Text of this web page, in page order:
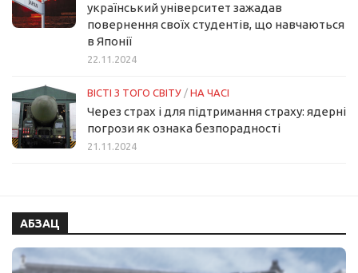
український університет зажадав
повернення своїх студентів, що навчаються
в Японії
22.11.2024
ВІСТІ З ТОГО СВІТУ / НА ЧАСІ
Через страх і для підтримання страху: ядерні
погрози як ознака безпорадності
21.11.2024
АБЗАЦ